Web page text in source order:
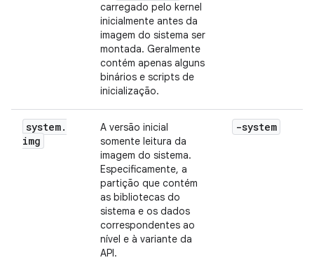
carregado pelo kernel
inicialmente antes da
imagem do sistema ser
montada. Geralmente
contém apenas alguns
binários e scripts de
inicialização.
system.
img
A versão inicial
somente leitura da
imagem do sistema.
Especificamente, a
partição que contém
as bibliotecas do
sistema e os dados
correspondentes ao
nível e à variante da
API.
-system